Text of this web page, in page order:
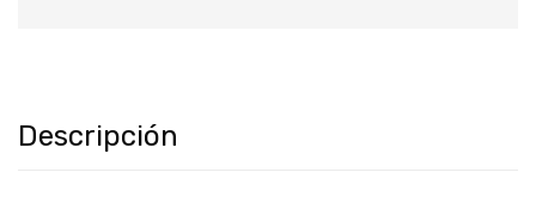
Descripción